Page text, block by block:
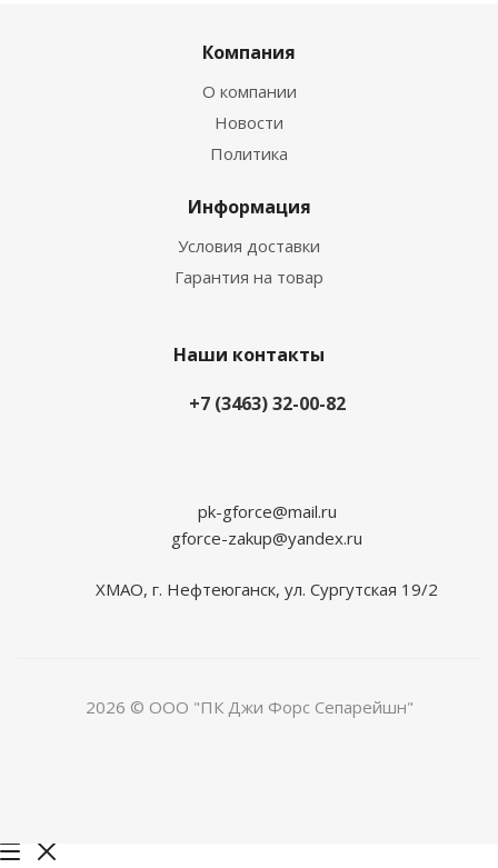
Компания
О компании
Новости
Политика
Информация
Условия доставки
Гарантия на товар
Наши контакты
+7 (3463) 32-00-82
pk-gforce@mail.ru
gforce-zakup@yandex.ru
ХМАО, г. Нефтеюганск, ул. Сургутская 19/2
2026 © ООО "ПК Джи Форс Сепарейшн"